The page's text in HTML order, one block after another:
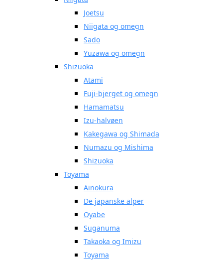
Joetsu
Niigata og omegn
Sado
Yuzawa og omegn
Shizuoka
Atami
Fuji-bjerget og omegn
Hamamatsu
Izu-halvøen
Kakegawa og Shimada
Numazu og Mishima
Shizuoka
Toyama
Ainokura
De japanske alper
Oyabe
Suganuma
Takaoka og Imizu
Toyama